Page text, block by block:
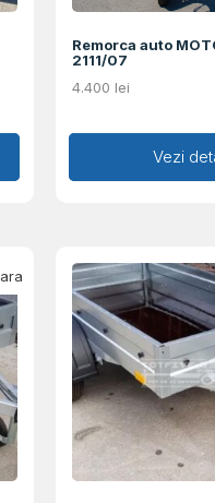
Remorca auto
2111/07
4.400 lei
Adaugă în
Vezi